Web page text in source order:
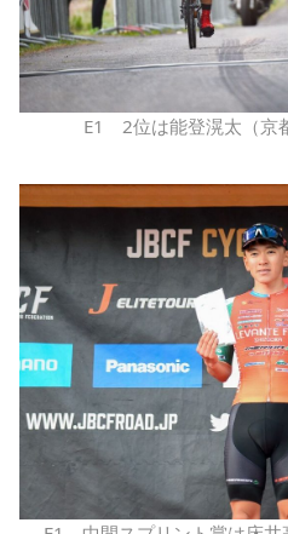
E1 2位は能登滉太（京